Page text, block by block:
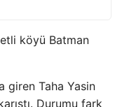
köyü Batman
giren Taha Yasin
Durumu fark